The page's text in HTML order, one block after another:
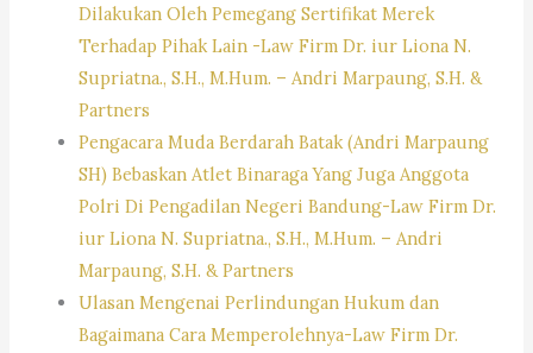
Dilakukan Oleh Pemegang Sertifikat Merek
Terhadap Pihak Lain -Law Firm Dr. iur Liona N.
Supriatna., S.H., M.Hum. – Andri Marpaung, S.H. &
Partners
Pengacara Muda Berdarah Batak (Andri Marpaung
SH) Bebaskan Atlet Binaraga Yang Juga Anggota
Polri Di Pengadilan Negeri Bandung-Law Firm Dr.
iur Liona N. Supriatna., S.H., M.Hum. – Andri
Marpaung, S.H. & Partners
Ulasan Mengenai Perlindungan Hukum dan
Bagaimana Cara Memperolehnya-Law Firm Dr.